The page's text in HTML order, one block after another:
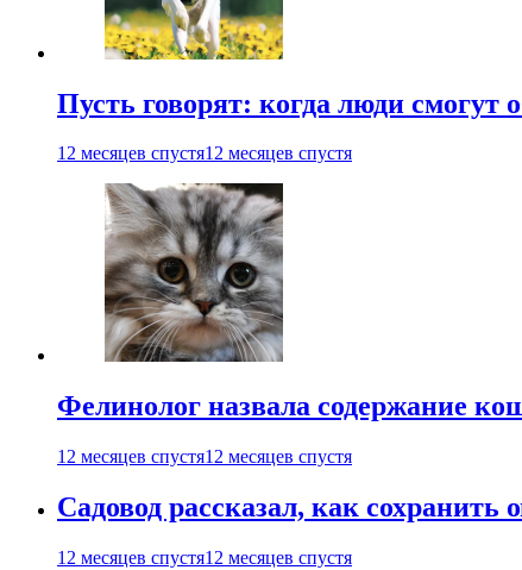
Пусть говорят: когда люди
12 месяцев спустя12 месяцев спустя
Фелинолог назвала содержание
12 месяцев спустя12 месяцев спустя
Садовод рассказал, как
12 месяцев спустя12 месяцев спустя